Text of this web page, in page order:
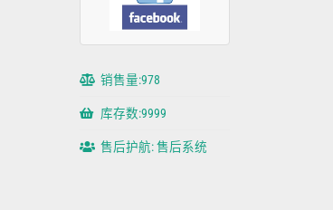
销售量:978
库存数:9999
售后护航: 售后系统